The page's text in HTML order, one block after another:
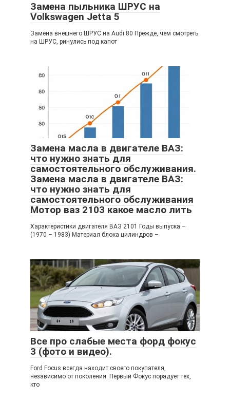
Замена пыльника ШРУС на
Volkswagen Jetta 5
Замена внешнего ШРУС на Audi 80 Прежде, чем смотреть
на ШРУС, ринулись под капот
Замена масла в двигателе ВАЗ:
что нужно знать для
самостоятельного обслуживания.
Замена масла в двигателе ВАЗ:
что нужно знать для
самостоятельного обслуживания
Мотор ваз 2103 какое масло лить
Характеристики двигателя ВАЗ 2101 Годы выпуска –
(1970 – 1983) Материал блока цилиндров –
Все про слабые места форд фокус
3 (фото и видео).
Ford Focus всегда находит своего покупателя,
независимо от поколения. Первый Фокус порадует тех,
кто